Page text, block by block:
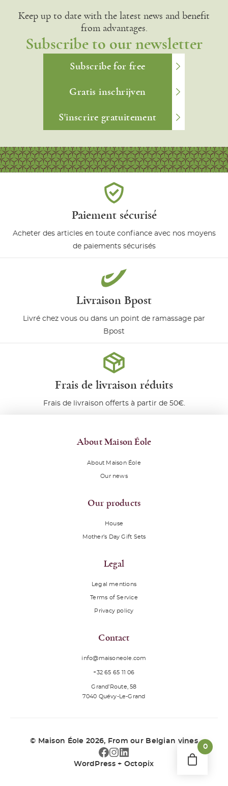
Keep up to date with the latest news and benefit
from advantages.
Subscribe to our newsletter
Subscribe for free
Gratis inschrijven
S'inscrire gratuitement
Paiement sécurisé
Acheter des articles en toute confiance avec nos moyens
de paiements sécurisés
Livraison Bpost
Livré chez vous ou dans un point de ramassage par
Bpost
Frais de livraison réduits
Frais de livraison offerts à partir de 50€.
About Maison Éole
About Maison Éole
Our news
Our products
House
Mother’s Day Gift Sets
Legal
Legal mentions
Terms of Service
Privacy policy
Contact
info@maisoneole.com
+32 65 65 11 06
Grand’Route, 58
7040 Quévy-Le-Grand
© Maison Éole 2026, From our Belgian vines
WordPress + Octopix
0